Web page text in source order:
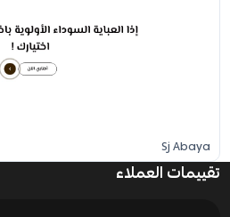
Sj Abaya
تقييمات العملاء